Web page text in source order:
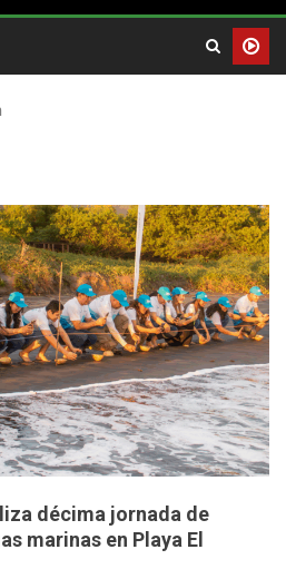
décima jornada de
marinas en Playa El